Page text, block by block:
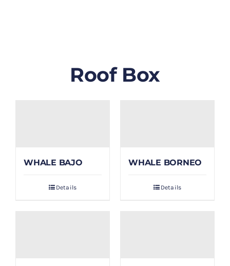
PAYMENT
Roof Box
WHALE BAJO
Details
WHALE BORNEO
Details